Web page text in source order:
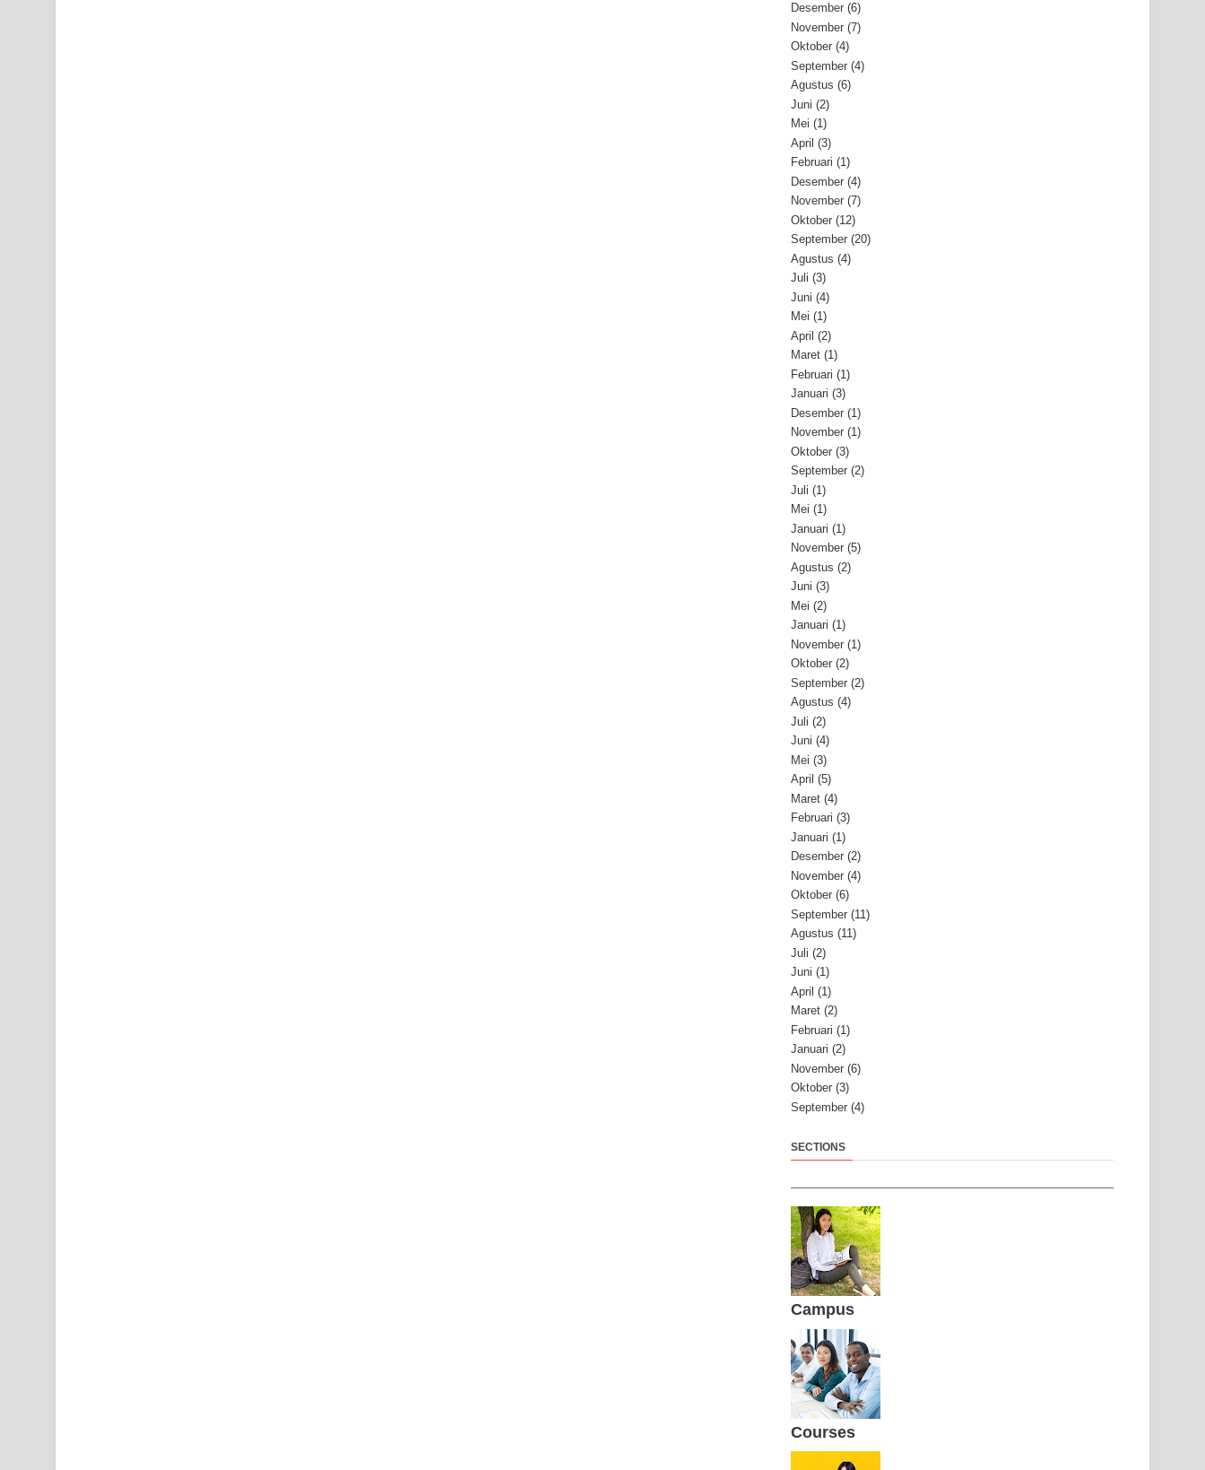
Desember (6)
November (7)
Oktober (4)
September (4)
Agustus (6)
Juni (2)
Mei (1)
April (3)
Februari (1)
Desember (4)
November (7)
Oktober (12)
September (20)
Agustus (4)
Juli (3)
Juni (4)
Mei (1)
April (2)
Maret (1)
Februari (1)
Januari (3)
Desember (1)
November (1)
Oktober (3)
September (2)
Juli (1)
Mei (1)
Januari (1)
November (5)
Agustus (2)
Juni (3)
Mei (2)
Januari (1)
November (1)
Oktober (2)
September (2)
Agustus (4)
Juli (2)
Juni (4)
Mei (3)
April (5)
Maret (4)
Februari (3)
Januari (1)
Desember (2)
November (4)
Oktober (6)
September (11)
Agustus (11)
Juli (2)
Juni (1)
April (1)
Maret (2)
Februari (1)
Januari (2)
November (6)
Oktober (3)
September (4)
SECTIONS
Campus
Courses